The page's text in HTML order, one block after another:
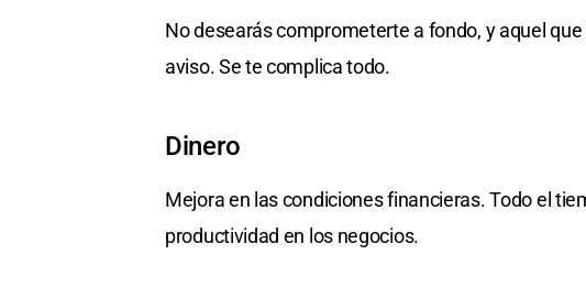
No desearás comprometerte a fondo, y aquel
aviso. Se te complica todo.
Dinero
Mejora en las condiciones financieras. Todo el
productividad en los negocios.